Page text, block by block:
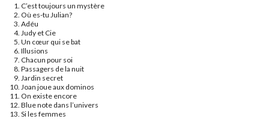
C’est toujours un mystère
Où es-tu Julian?
Adéu
Judy et Cie
Un cœur qui se bat
Illusions
Chacun pour soi
Passagers de la nuit
Jardin secret
Joan joue aux dominos
On existe encore
Blue note dans l’univers
Si les femmes